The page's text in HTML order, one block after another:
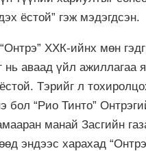
ёстой” гэж мэдэгдсэн.
ХХК-ийнх мөн
нь аваад үйл ажиллагаа
Тэрийг л
бол “Рио Тинто”
манай Засгийн
эндээс харахад